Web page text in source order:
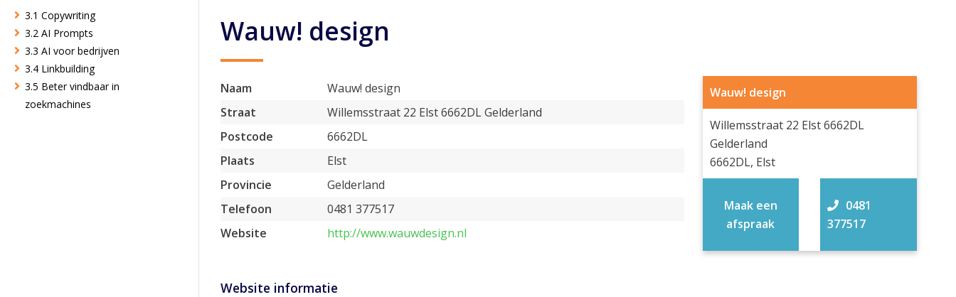
3.1 Copywriting
3.2 AI Prompts
3.3 AI voor bedrijven
3.4 Linkbuilding
3.5 Beter vindbaar in
zoekmachines
Wauw! design
Naam
Wauw! design
Straat
Willemsstraat 22 Elst 6662DL Gelderland
Postcode
6662DL
Plaats
Elst
Provincie
Gelderland
Telefoon
0481 377517
Website
http://www.wauwdesign.nl
Wauw! design
Willemsstraat 22 Elst 6662DL
Gelderland
6662DL, Elst
0481
377517
Maak een
afspraak
Website informatie